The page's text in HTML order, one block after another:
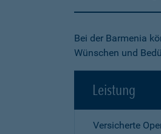
Bei der Barmenia
Wünschen und
Leistung
Versicherte